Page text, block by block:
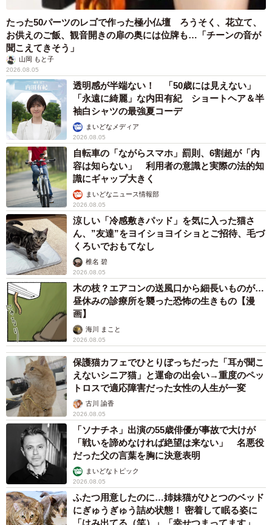
たった50パーツのレゴで作った極小仏壇 ろうそく、花立て、
お供えのご飯、観音開きの扉の奥には位牌も…「チーンの音が
聞こえてきそう」
山岡 もと子
2026.08.05
透明感が半端ない！ 「50歳には見えない」
「永遠に綺麗」な内田有紀 ショートヘア＆半
袖白シャツの最強夏コーデ
まいどなメディア
2026.08.05
自転車の「ながらスマホ」罰則、6割超が「内
容は知らない」 利用者の意識と実際の法的知
識にギャップ大きく
まいどなニュース情報部
2026.08.05
涼しい「冷感敷きパッド」を気に入った猫さ
ん、”友達”をヨイショヨイショとご招待、毛づ
くろいでおもてなし
椎名 碧
2026.08.05
木の枝？エアコンの送風口から細長いものが…
昼休みの診療所を襲った恐怖の生きもの【漫
画】
海川 まこと
2026.08.05
保護猫カフェでひとりぼっちだった「耳が聞こ
えないシニア猫」と運命の出会い→重度のペッ
トロスで適応障害だった女性の人生が一変
古川 諭香
2026.08.05
「ソナチネ」出演の55歳俳優が事故で大けが
「戦いを諦めなければ絶望は来ない」 名悪役
だった父の言葉を胸に決意表明
まいどなトピック
2026.08.05
ふたつ用意したのに…姉妹猫がひとつのベッド
にぎゅうぎゅう詰め状態！ 密着して眠る姿に
「はみ出てる（笑）」「幸せつまってます」